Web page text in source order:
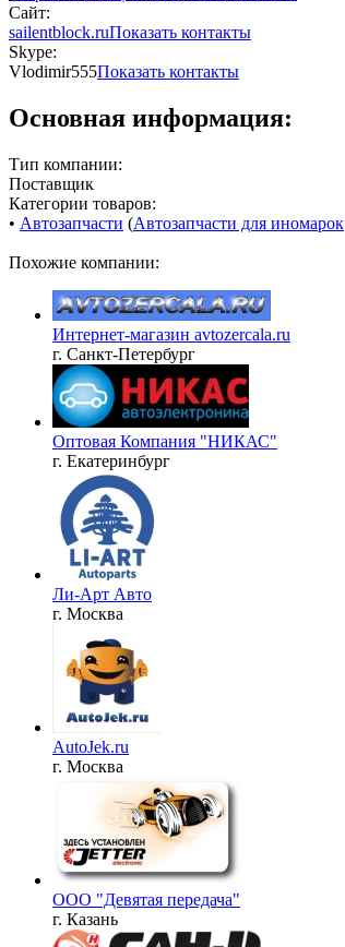
Сайт:
sailentblock.ruПоказать контакты
Skype:
Vlodimir555Показать контакты
Основная информация:
Тип компании:
Поставщик
Категории товаров:
• Автозапчасти (Автозапчасти для иномарок
Похожие компании:
Интернет-магазин avtozercala.ru
г. Санкт-Петербург
Оптовая Компания "НИКАС"
г. Екатеринбург
Ли-Арт Авто
г. Москва
AutoJek.ru
г. Москва
ООО "Девятая передача"
г. Казань